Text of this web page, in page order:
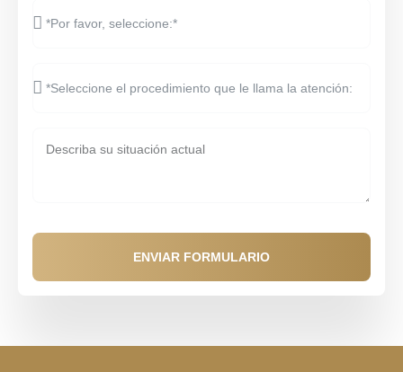
ENVIAR FORMULARIO